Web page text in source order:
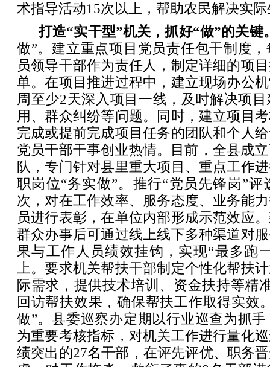
术指导活动15次以上，帮助农民解决实
打造“实干型”机关，抓好“做”的关键
做”。建立重点项目党员责任包干制度
员领导干部作为责任人，制定详细的项
单。在项目推进过程中，建立现场办公
周至少2天深入项目一线，及时解决项
用、群众纠纷等问题。同时，建立项目
完成或提前完成项目任务的团队和个人
党员干部干事创业热情。目前，全县成
队，专门针对县里重大项目、重点工作
职岗位“务实做”。推行“党员先锋岗”
次，对在工作效率、服务态度、业务能
员进行表彰，在单位内部形成示范效应
群众办事后可通过线上线下多种渠道对
果与工作人员绩效挂钩，实现“最多跑
上。要求机关帮扶干部制定个性化帮扶
际需求，提供技术培训、资金扶持等精
回访帮扶效果，确保帮扶工作取得实效
做”。县委巡察办定期以行业巡查为抓
为重要考核指标，对机关工作进行量化
绩突出的27名干部，在评先评优、职务